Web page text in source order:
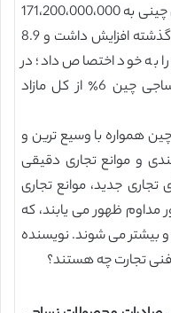
2007، حجم صادرات محصولات نساجی چینی به 171،200،000،000
$ رسید، که 18.9 درصد نسبت به سال گذشته افزایش داشت و 8.9
به خود اختصاص داد؛ در
سال 2007، مازاد تجاری محصولات نساجی چین 6٪ از کل مازاد
همواره با وسیع ترین و
و موانع تجاری دقیقی
جدید، موانع تجاری
مداوم ظهور می یابند، که
و بیشتر می شوند. نویسنده
فنی تجارت چه هستند؟